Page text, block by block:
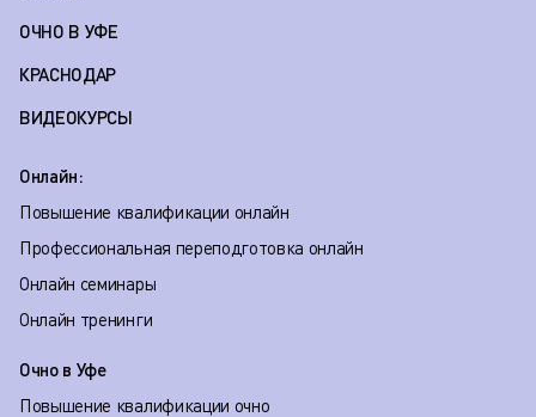
ОЧНО В УФЕ
КРАСНОДАР
ВИДЕОКУРСЫ
Онлайн:
Повышение квалификации онлайн
Профессиональная переподготовка онлайн
Онлайн семинары
Онлайн тренинги
Очно в Уфе
Повышение квалификации очно